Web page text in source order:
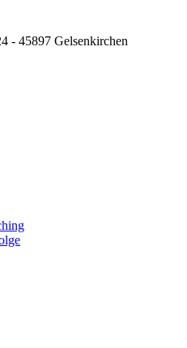
- 45897 Gelsenkirchen